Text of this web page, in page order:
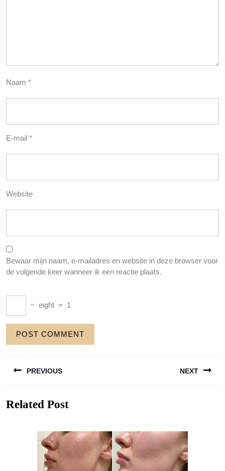
Naam *
E-mail *
Website
Bewaar mijn naam, e-mailadres en website in deze browser voor
de volgende keer wanneer ik een reactie plaats.
− eight = 1
PREVIOUS
post:
NEXT
Related Post